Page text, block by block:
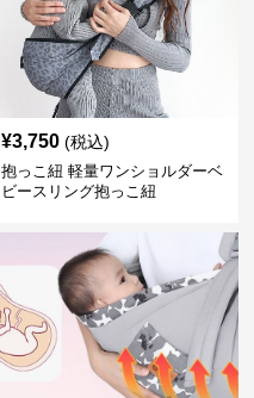
¥3,750 (税込)
抱っこ紐 軽量ワンショルダーベ
ビースリング抱っこ紐